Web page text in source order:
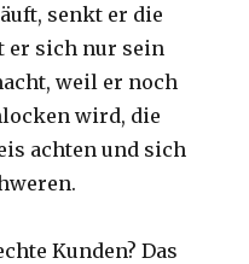
senkt er die
er sich nur sein
weil er noch
wird, die
achten und sich
Kunden? Das